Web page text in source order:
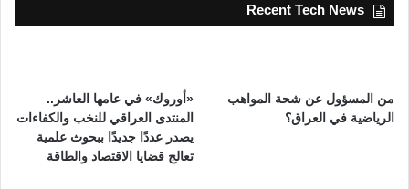
Recent Tech News
من المسؤول عن شحة المواهب
الرياضية في العراق؟
«أوروك» في عامها العاشر..
المنتدى العراقي للنخب والكفاءات
يصدر عددًا جديدًا ببحوث علمية
تعالج قضايا الاقتصاد والطاقة